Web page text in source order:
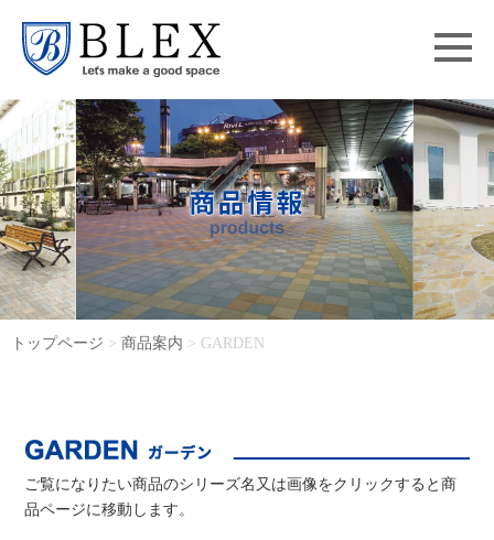
トップページ > 商品案内 > GARDEN
ご覧になりたい商品のシリーズ名又は画像をクリックすると商
品ページに移動します。